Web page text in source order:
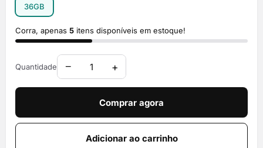
36GB
Corra, apenas 5 itens disponíveis em estoque!
Quantidade − +
Comprar agora
Adicionar ao carrinho